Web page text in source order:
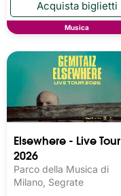
Musica
Elsewhere - Live Tour
2026
Parco della Musica di
Milano, Segrate